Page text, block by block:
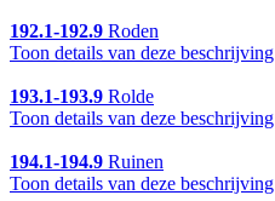
192.1-192.9 Roden
Toon details van deze beschrijving
193.1-193.9 Rolde
Toon details van deze beschrijving
194.1-194.9 Ruinen
Toon details van deze beschrijving